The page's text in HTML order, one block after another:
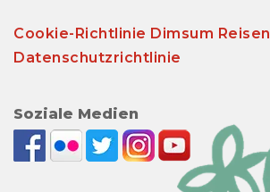
Cookie-Richtlinie Dimsum Reisen
Datenschutzrichtlinie
Soziale Medien